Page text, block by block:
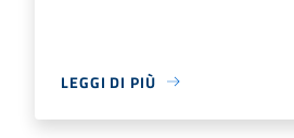
LEGGI DI PIÙ